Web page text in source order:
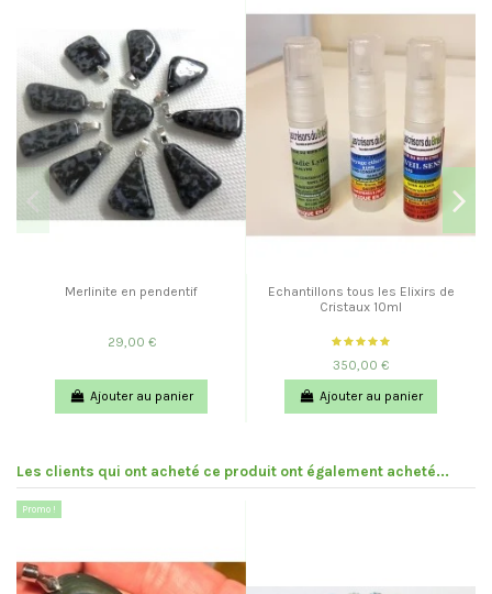
Merlinite en pendentif
29,00 €
Ajouter au panier
Echantillons tous les Elixirs de
Cristaux 10ml
350,00 €
Ajouter au panier
Les clients qui ont acheté ce produit ont également acheté...
Promo !